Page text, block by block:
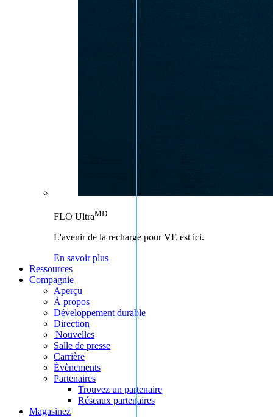
FLO UltraMD
L'avenir de la recharge pour VE est ici.
En savoir plus
Ressources
Compagnie
Aperçu
À propos
Développement durable
Direction
Nouvelles
Salle de presse
Carrière
Évènements
Partenaires
Trouvez un partenaire
Réseaux partenaires
Magasinez